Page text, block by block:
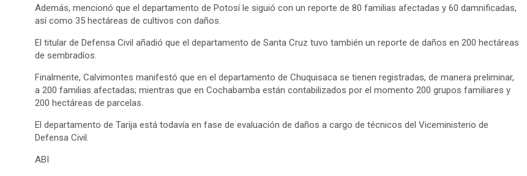
Además, mencionó que el departamento de Potosí le siguió con un reporte de 80 familias afectadas y 60 damnificadas,
así como 35 hectáreas de cultivos con daños.
El titular de Defensa Civil añadió que el departamento de Santa Cruz tuvo también un reporte de daños en 200 hectáreas
de sembradíos.
Finalmente, Calvimontes manifestó que en el departamento de Chuquisaca se tienen registradas, de manera preliminar,
a 200 familias afectadas; mientras que en Cochabamba están contabilizados por el momento 200 grupos familiares y
200 hectáreas de parcelas.
El departamento de Tarija está todavía en fase de evaluación de daños a cargo de técnicos del Viceministerio de
Defensa Civil.
ABI